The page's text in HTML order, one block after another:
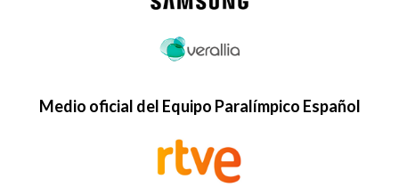
Medio oficial del Equipo Paralímpico Español